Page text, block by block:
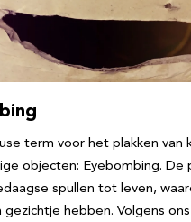
term voor het plakken van
objecten: Eyebombing. De
spullen tot leven,
gezichtje hebben. Volgens